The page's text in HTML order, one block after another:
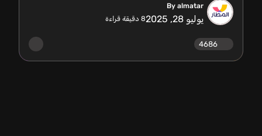
By almatar
يوليو 28, 2025 8 دقيقة قراءة
4686